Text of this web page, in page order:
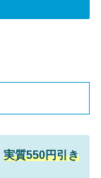
実質550円引き